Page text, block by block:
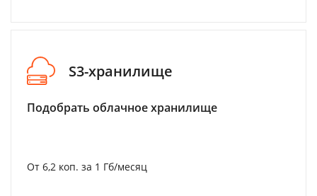
S3-хранилище
Подобрать облачное хранилище
От 6,2 коп. за 1 Гб/месяц